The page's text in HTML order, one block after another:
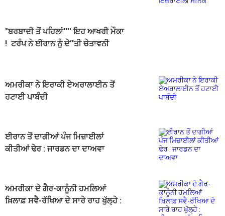
"ਬਰਬਾਦੀ ਤੋਂ ਪਹਿਲਾਂ'''' ਇਹ ਆਖਰੀ ਮੌਕਾ
! ਟਰੰਪ ਨੇ ਈਰਾਨ ਨੂੰ ਦੇ''ਤੀ ਚੇਤਾਵਨੀ
ਅਮਰੀਕਾ ਨੇ ਇਰਾਕੀ ਏਅਰਾਲਾਈਨ ਤੋਂ
ਹਟਾਈ ਪਾਬੰਦੀ
ਈਰਾਨ ਤੋਂ ਦਾਗੀਆਂ ਪੰਜ ਮਿਜ਼ਾਈਲਾਂ
ਕੀਤੀਆਂ ਢੇਰ : ਜਾਰਡਨ ਦਾ ਦਾਅਵਾ
ਅਮਰੀਕਾ ਦੇ ਗੈਰ-ਕਾਨੂੰਨੀ ਹਮਲਿਆਂ
ਖ਼ਿਲਾਫ਼ ਸਵੈ-ਰੱਖਿਆ ਦੇ ਸਾਰੇ ਰਾਹ ਖੁੱਲ੍ਹੇ :